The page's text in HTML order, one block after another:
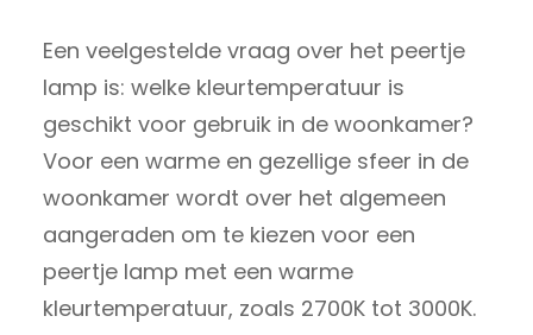
Een veelgestelde vraag over het peertje
lamp is: welke kleurtemperatuur is
geschikt voor gebruik in de woonkamer?
Voor een warme en gezellige sfeer in de
woonkamer wordt over het algemeen
aangeraden om te kiezen voor een
peertje lamp met een warme
kleurtemperatuur, zoals 2700K tot 3000K.